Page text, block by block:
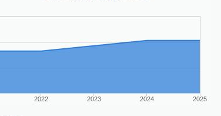
2022 2023 2024 2025